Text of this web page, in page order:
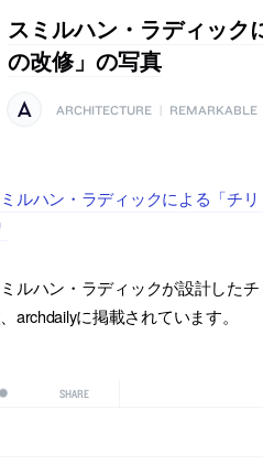
スミルハン・ラディック
の改修」の写真
ARCHITECTURE | REMARKABLE
ルハン・ラディックによる「チ
ルハン・ラディックが設計した
archdailyに掲載されています。
SHARE